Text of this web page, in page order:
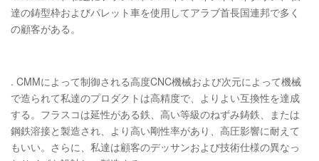
達の鋳型枠およびパレット車を使用してアラブ首長国連邦で多く
の顧客がある。
. CMMによって制御される高度CNC機械および次元によって機械
で造られて私達のプロダクトは高精度で、よりよい互換性を達成
する。フラスコは延性がある鉄、高い等級のねずみ鋳鉄、または
鋼鉄溶接と製造され、より高い剛性率があり、高圧影響に耐えて
もいい。さらに、私達は顧客のデッサンおよび技術仕様の異なっ